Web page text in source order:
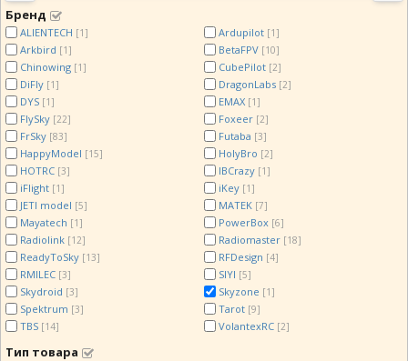
Бренд
ALIENTECH [1] Ardupilot [1]
Arkbird [1] BetaFPV [10]
Chinowing [1] CubePilot [2]
DiFly [1] DragonLabs [2]
DYS [1] EMAX [1]
FlySky [22] Foxeer [2]
FrSky [83] Futaba [3]
HappyModel [15] HolyBro [2]
HOTRC [3] IBCrazy [1]
iFlight [1] iKey [1]
JETI model [5] MATEK [7]
Mayatech [1] PowerBox [6]
Radiolink [12] Radiomaster [18]
ReadyToSky [13] RFDesign [4]
RMILEC [3] SIYI [5]
Skydroid [3] Skyzone [1]
Spektrum [3] Tarot [9]
TBS [14] VolantexRC [2]
Тип товара